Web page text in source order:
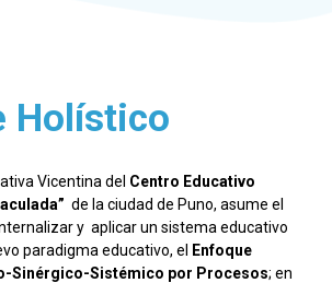
Holístico
Vicentina del Centro Educativo
de la ciudad de Puno, asume el
y aplicar un sistema educativo
paradigma educativo, el
Enfoque
Sinérgico-Sistémico por Procesos; en